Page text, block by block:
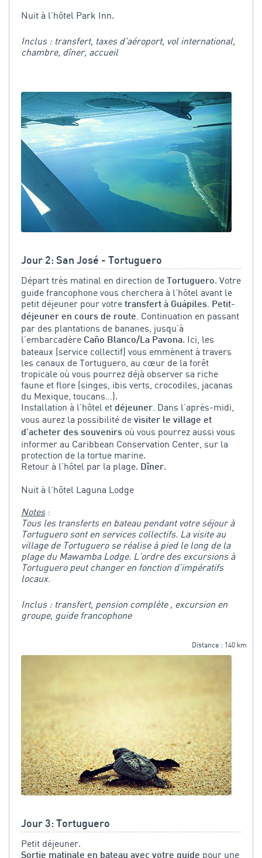
Nuit à l’hôtel Park Inn.
Inclus : transfert, taxes d'aéroport, vol international,
chambre, dîner, accueil
Jour 2: San José - Tortuguero
Départ très matinal en direction de Tortuguero. Votre
guide francophone vous cherchera à l’hôtel avant le
petit déjeuner pour votre transfert à Guápiles. Petit-
déjeuner en cours de route. Continuation en passant
par des plantations de bananes, jusqu’à
l’embarcadère Caño Blanco/La Pavona. Ici, les
bateaux (service collectif) vous emmènent à travers
les canaux de Tortuguero, au cœur de la forêt
tropicale où vous pourrez déjà observer sa riche
faune et flore (singes, ibis verts, crocodiles, jacanas
du Mexique, toucans…).
Installation à l’hôtel et déjeuner. Dans l’après-midi,
vous aurez la possibilité de visiter le village et
d’acheter des souvenirs où vous pourrez aussi vous
informer au Caribbean Conservation Center, sur la
protection de la tortue marine.
Retour à l’hôtel par la plage. Dîner.
Nuit à l’hôtel Laguna Lodge
Notes:
Tous les transferts en bateau pendant votre séjour à
Tortuguero sont en services collectifs. La visite au
village de Tortuguero se réalise à pied le long de la
plage du Mawamba Lodge. L’ordre des excursions à
Tortuguero peut changer en fonction d’impératifs
locaux.
Inclus : transfert, pension complète , excursion en
groupe, guide francophone
Distance : 140 km
Jour 3: Tortuguero
Petit déjeuner.
Sortie matinale en bateau avec votre guide pour une